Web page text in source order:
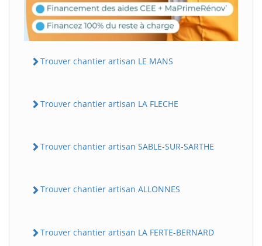
Trouver chantier artisan LE MANS
Trouver chantier artisan LA FLECHE
Trouver chantier artisan SABLE-SUR-SARTHE
Trouver chantier artisan ALLONNES
Trouver chantier artisan LA FERTE-BERNARD